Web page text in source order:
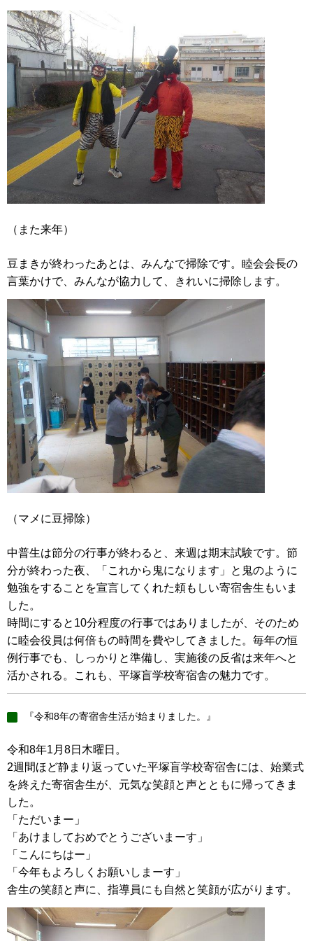
（また来年）
豆まきが終わったあとは、みんなで掃除です。睦会会長の
言葉かけで、みんなが協力して、きれいに掃除します。
（マメに豆掃除）
中普生は節分の行事が終わると、来週は期末試験です。節
分が終わった夜、「これから鬼になります」と鬼のように
勉強をすることを宣言してくれた頼もしい寄宿舎生もいま
した。
時間にすると10分程度の行事ではありましたが、そのため
に睦会役員は何倍もの時間を費やしてきました。毎年の恒
例行事でも、しっかりと準備し、実施後の反省は来年へと
活かされる。これも、平塚盲学校寄宿舎の魅力です。
『令和8年の寄宿舎生活が始まりました。』
令和8年1月8日木曜日。
2週間ほど静まり返っていた平塚盲学校寄宿舎には、始業式
を終えた寄宿舎生が、元気な笑顔と声とともに帰ってきま
した。
「ただいまー」
「あけましておめでとうございまーす」
「こんにちはー」
「今年もよろしくお願いしまーす」
舎生の笑顔と声に、指導員にも自然と笑顔が広がります。